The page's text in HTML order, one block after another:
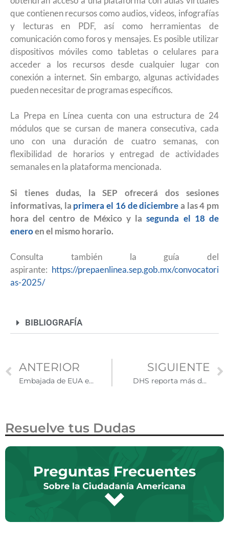
que contienen recursos como audios, videos, infografías
y lecturas en PDF, así como herramientas de
comunicación como foros y mensajes. Es posible utilizar
dispositivos móviles como tabletas o celulares para
acceder a los recursos desde cualquier lugar con
conexión a internet. Sin embargo, algunas actividades
pueden necesitar de programas específicos.
La Prepa en Línea cuenta con una estructura de 24
módulos que se cursan de manera consecutiva, cada
uno con una duración de cuatro semanas, con
flexibilidad de horarios y entregad de actividades
semanales en la plataforma mencionada.
Si tienes dudas, la SEP ofrecerá dos sesiones
informativas, la primera el 16 de diciembrea las 4 pm
hora del centro de México y lasegunda el 18 de
eneroen el mismo horario.
Consulta también la guía del
aspirante: https://prepaenlinea.sep.gob.mx/convocatori
as-2025/
BIBLIOGRAFÍA
ANTERIOR
Embajada de EUA en México abre convocatoria para programa académico SUSI 2026
SIGUIENTE
DHS reporta más de 2.5 millones de salidas de personas indocumentadas de Estados Unidos en 2025
Resuelve tus Dudas